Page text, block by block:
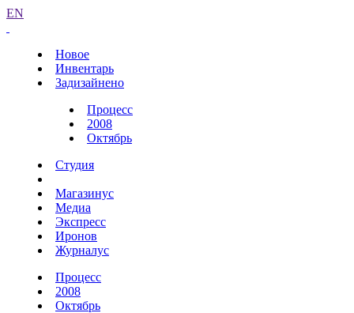
EN
Новое
Инвентарь
Задизайнено
Процесс
2008
Октябрь
Студия
Магазинус
Медиа
Экспресс
Иронов
Журналус
Процесс
2008
Октябрь